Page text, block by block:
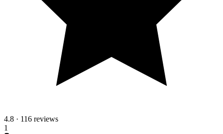
4.8 · 116 reviews
1